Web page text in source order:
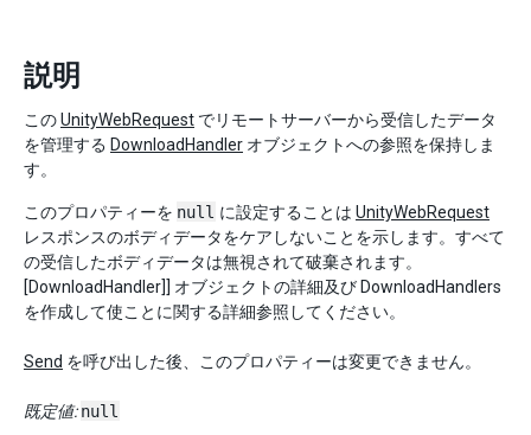
説明
このUnityWebRequest でリモートサーバーから受信したデータ
を管理する DownloadHandler オブジェクトへの参照を保持しま
す。
このプロパティーを null に設定することは UnityWebRequest
レスポンスのボディデータをケアしないことを示します。すべて
の受信したボディデータは無視されて破棄されます。
[DownloadHandler]] オブジェクトの詳細及び DownloadHandlers
を作成して使ことに関する詳細参照してください。
Send を呼び出した後、このプロパティーは変更できません。
既定値: null